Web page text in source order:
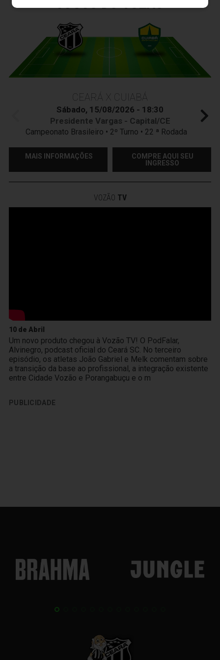
CEARÁ X CUIABÁ
Sábado, 15/08/2026 - 18:30
Presidente Vargas - Capital/CE
Campeonato Brasileiro • 2º Turno • 22 ª Rodada
MAIS INFORMAÇÕES
COMPRE AQUI SEU
INGRESSO
VOZÃO TV
10 de Abril
Um novo produto chegou à Vozão TV! O PodFalar,
Alvinegro, podcast oficial do Ceará SC. No terceiro
episódio, os atletas João Gabriel e Melk comentam sobre
a transição da base ao profissional, a integração existente
entre Cidade Vozão e Porangabuçu e o m
PUBLICIDADE